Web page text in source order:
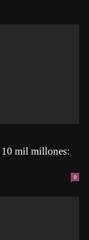
10 mil millones:
0